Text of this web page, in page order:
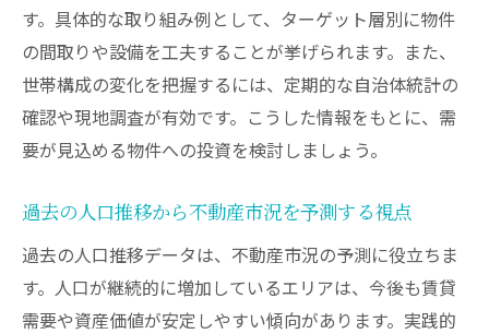
人口変化を踏まえたリスク管理のポイント
不動産投資で避けたい人口減少エリアの特
徴
過去の大暴落事例から学ぶリスク回避策
人口構造変化と空室リスクの見極め方
将来の市況変動に強い投資先の見つけ方
人口動態が変わる時期のリスク管理術
エリア選定に活かす大阪府の最新人口データ
す。具体的な取り組み例として、ターゲット層別に物件
の間取りや設備を工夫することが挙げられます。また、
世帯構成の変化を把握するには、定期的な自治体統計の
確認や現地調査が有効です。こうした情報をもとに、需
要が見込める物件への投資を検討しましょう。
過去の人口推移から不動産市況を予測する視点
過去の人口推移データは、不動産市況の予測に役立ちま
す。人口が継続的に増加しているエリアは、今後も賃貸
需要や資産価値が安定しやすい傾向があります。実践的